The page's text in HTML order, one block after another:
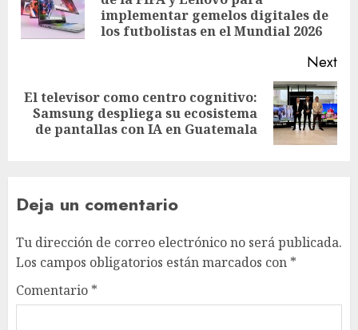
implementar gemelos digitales de
los futbolistas en el Mundial 2026
Next
Next
post:
El televisor como centro cognitivo:
Samsung despliega su ecosistema
de pantallas con IA en Guatemala
Deja un comentario
Tu dirección de correo electrónico no será publicada.
Los campos obligatorios están marcados con *
Comentario *